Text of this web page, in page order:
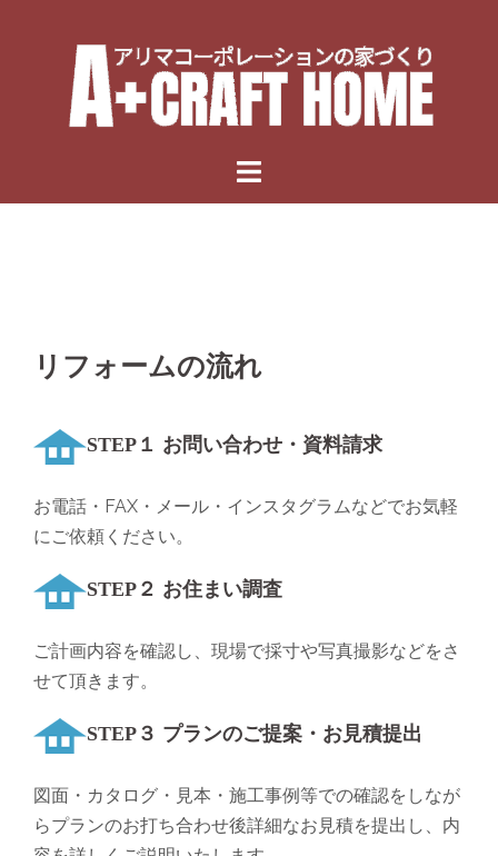
リフォームの流れ
STEP１ お問い合わせ・資料請求
お電話・FAX・メール・インスタグラムなどでお気軽
にご依頼ください。
STEP２ お住まい調査
ご計画内容を確認し、現場で採寸や写真撮影などをさ
せて頂きます。
STEP３ プランのご提案・お見積提出
図面・カタログ・見本・施工事例等での確認をしなが
らプランのお打ち合わせ後詳細なお見積を提出し、内